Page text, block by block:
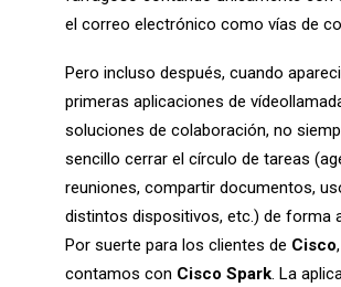
el correo electrónico como vías de
Pero incluso después, cuando
primeras aplicaciones de
soluciones de colaboración, no
sencillo cerrar el círculo de tareas
reuniones, compartir documentos,
distintos dispositivos, etc.) de forma
Por suerte para los clientes de Cisco
contamos con Cisco Spark. La